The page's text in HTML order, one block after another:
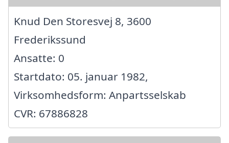
Knud Den Storesvej 8, 3600
Frederikssund
Ansatte: 0
Startdato: 05. januar 1982,
Virksomhedsform: Anpartsselskab
CVR: 67886828